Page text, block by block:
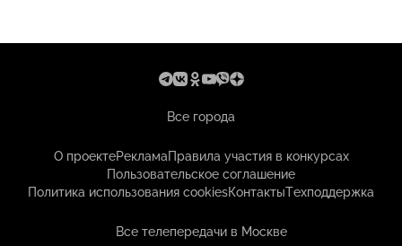
Все города
О проектеРекламаПравила участия в конкурсах
Пользовательское соглашение
Политика использования cookiesКонтактыТехподдержка
Все телепередачи в Москве